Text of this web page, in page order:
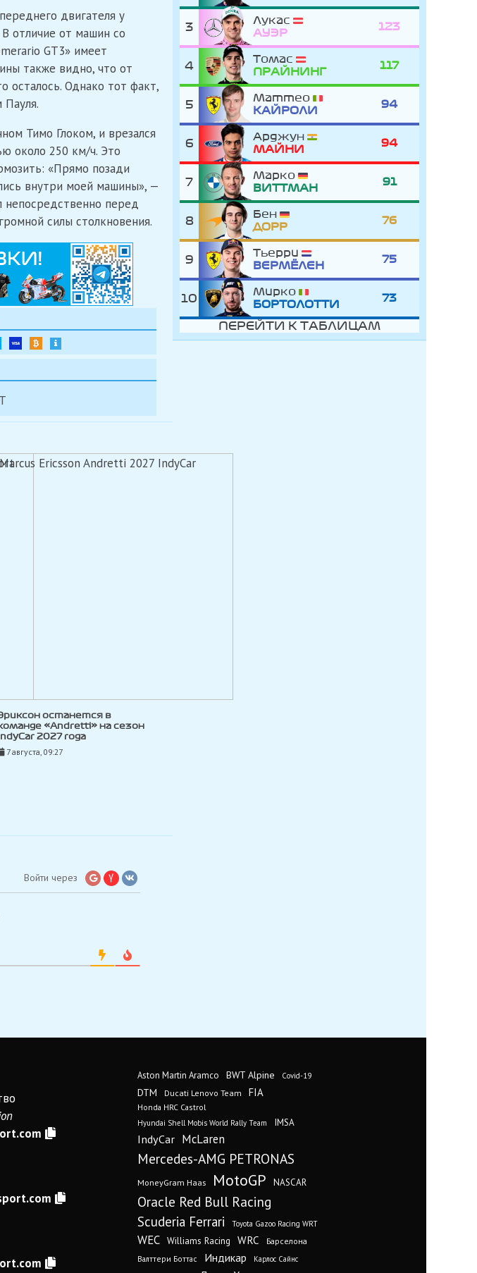
двигателя у
отличие от машин со
GT3» имеет
также видно, что от
осталось. Однако тот факт,
Пауля.
Тимо Глоком, и врезался
около 250 км/ч. Это
«Прямо позади
внутри моей машины», —
непосредственно перед
силы столкновения.
останется в
«Andretti» на сезон
IndyCar 2027 года
7 августа, 09:27
Войти через
3
Лукас
АУЭР
123
4
Томас
ПРАЙНИНГ
117
5
Маттео
КАЙРОЛИ
94
6
Арджун
МАЙНИ
94
7
Марко
ВИТТМАН
91
8
Бен
ДОРР
76
9
Тьерри
ВЕРМЁЛЕН
75
10
Мирко
БОРТОЛОТТИ
73
ПЕРЕЙТИ К ТАБЛИЦАМ
Aston Martin Aramco BWT Alpine Covid-19
DTM Ducati Lenovo Team FIA
Honda HRC Castrol
Hyundai Shell Mobis World Rally Team IMSA
IndyCar McLaren
Mercedes-AMG PETRONAS
MoneyGram Haas MotoGP NASCAR
Oracle Red Bull Racing
Scuderia Ferrari Toyota Gazoo Racing WRT
WEC Williams Racing WRC
Барселона
Валттери Боттас
Индикар Карлос Сайнс